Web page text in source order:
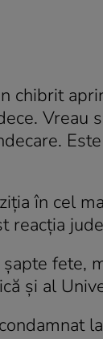
chibrit
Vreau
în cel
reacţia
fete,
şi al